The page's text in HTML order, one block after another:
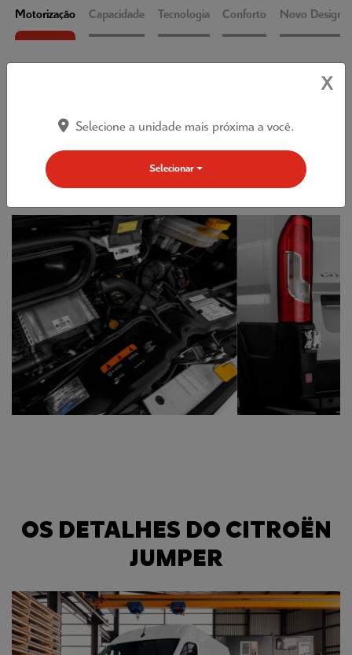
Motorização Capacidade Tecnologia Conforto Novo Design
Possui um dos melhores índices TCO (custo total de propriedade de
um produto) da categoria, resultando em melhores vantagens para
você e o seu negócio.
Previous Next
OS DETALHES DO CITROËN
JUMPER
X
Selecione a unidade mais próxima a você.
Selecionar